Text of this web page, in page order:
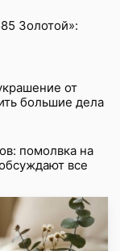
Золотой»:
от
большие дела
помолвка на
все